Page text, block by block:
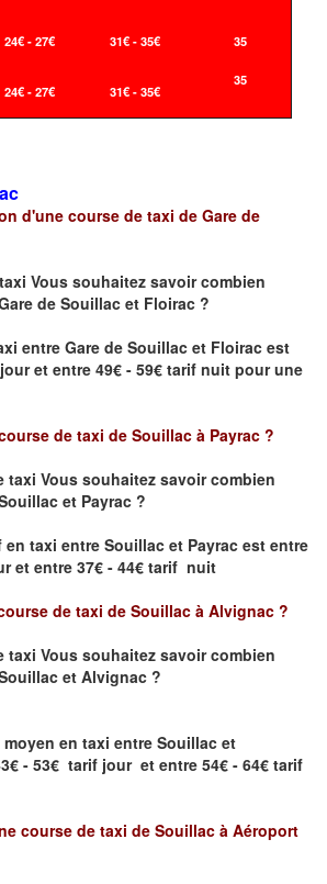
24€ - 27€ 31€ - 35€ 35
24€ - 27€ 31€ - 35€
35
d'une course de taxi de Gare de
Vous souhaitez savoircombien
de Souillac et Floirac ?
entre Gare de Souillac et Floirac est
et entre 49€ - 59€ tarif nuit pour une
de taxi de Souillac à Payrac ?
taxi Vous souhaitez savoircombien
et Payrac ?
en taxi entre Souillac et Payrac est entre
et entre 37€ - 44€ tarif nuit
de taxi de Souillac à Alvignac ?
taxi Vous souhaitez savoircombien
et Alvignac ?
en taxi entre Souillac et
- 53€ tarif jour et entre 54€ - 64€ tarif
course de taxi de Souillac à Aéroport